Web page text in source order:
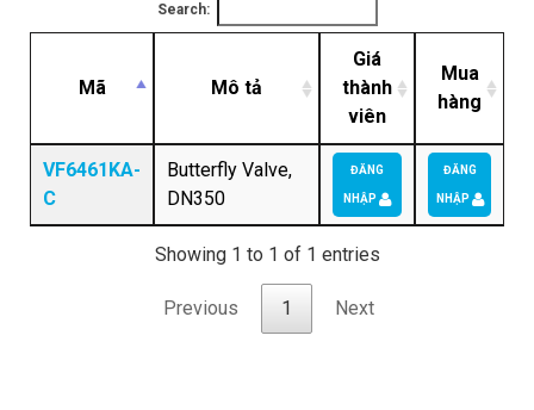
Search:
Mã Mô tả
Giá
thành
viên
Mua
hàng
VF6461KA-
C
Butterfly Valve,
DN350
ĐĂNG
NHẬP
ĐĂNG
NHẬP
Showing 1 to 1 of 1 entries
Previous 1 Next